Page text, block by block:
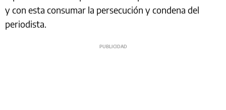
y con esta consumar la persecución y condena del
periodista.